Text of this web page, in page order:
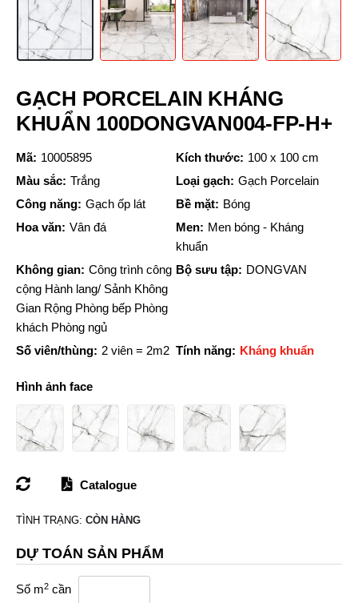
GẠCH PORCELAIN KHÁNG
KHUẨN 100DONGVAN004-FP-H+
Mã: 10005895 Kích thước: 100 x 100 cm
Màu sắc: Trắng Loại gạch: Gạch Porcelain
Công năng: Gạch ốp lát Bề mặt: Bóng
Hoa văn: Vân đá Men: Men bóng - Kháng
khuẩn
Không gian: Công trình công
cộng Hành lang/ Sảnh Không
Gian Rộng Phòng bếp Phòng
khách Phòng ngủ
Bộ sưu tập: DONGVAN
Số viên/thùng: 2 viên = 2m2 Tính năng: Kháng khuẩn
Hình ảnh face
Catalogue
TÌNH TRẠNG: CÒN HÀNG
DỰ TOÁN SẢN PHẨM
Số m2 cần